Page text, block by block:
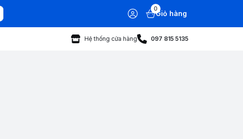
0
Giỏ hàng
Hệ thống cửa hàng 097 815 5135